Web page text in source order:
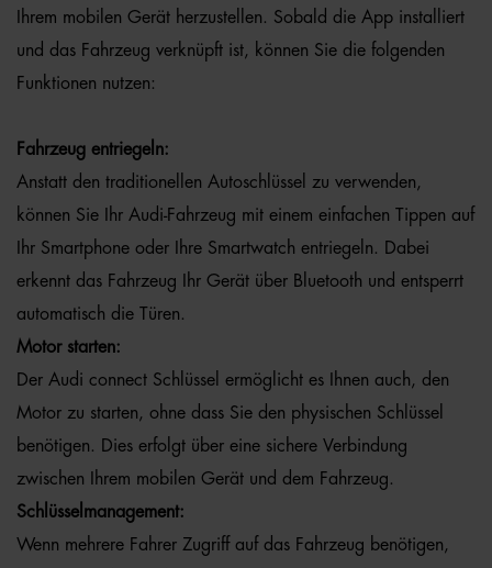
Ihrem mobilen Gerät herzustellen. Sobald die App installiert
und das Fahrzeug verknüpft ist, können Sie die folgenden
Funktionen nutzen:
Fahrzeug entriegeln:
Anstatt den traditionellen Autoschlüssel zu verwenden,
können Sie Ihr Audi-Fahrzeug mit einem einfachen Tippen auf
Ihr Smartphone oder Ihre Smartwatch entriegeln. Dabei
erkennt das Fahrzeug Ihr Gerät über Bluetooth und entsperrt
automatisch die Türen.
Motor starten:
Der Audi connect Schlüssel ermöglicht es Ihnen auch, den
Motor zu starten, ohne dass Sie den physischen Schlüssel
benötigen. Dies erfolgt über eine sichere Verbindung
zwischen Ihrem mobilen Gerät und dem Fahrzeug.
Schlüsselmanagement:
Wenn mehrere Fahrer Zugriff auf das Fahrzeug benötigen,